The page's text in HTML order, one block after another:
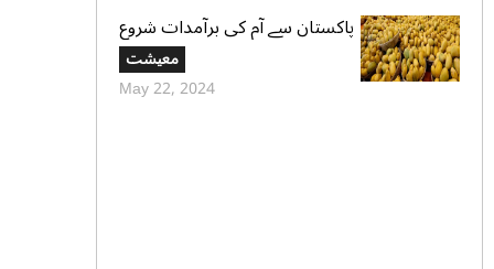
پاکستان سے آم کی برآمدات شروع
ہوگئی،پہلی کنسائمنٹ دبئی روانہ
معیشت
May 22, 2024